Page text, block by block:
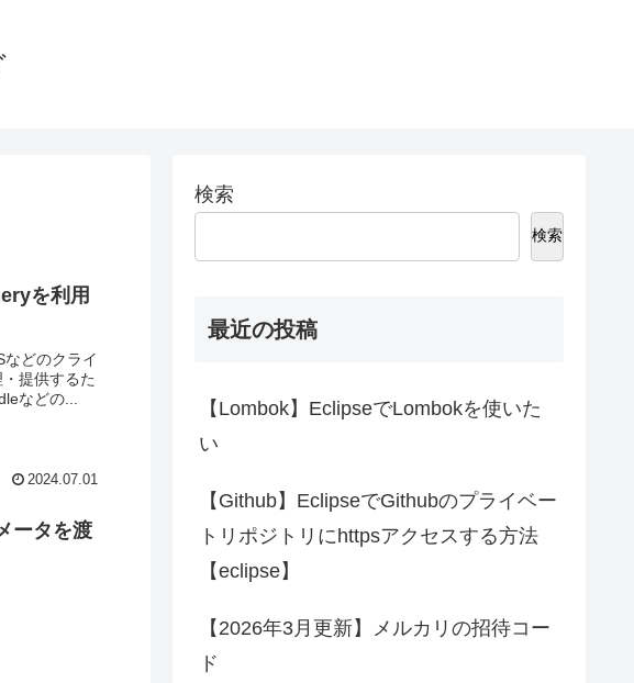
を利用
どのクライ
提供するた
などの...
2024.07.01
ータを渡
検索
検索
最近の投稿
【Lombok】EclipseでLombokを使いた
い
【Github】EclipseでGithubのプライベー
トリポジトリにhttpsアクセスする方法
【eclipse】
【2026年3月更新】メルカリの招待コー
ド